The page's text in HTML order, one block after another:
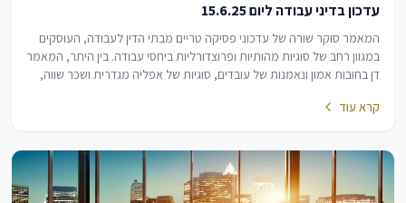
עדכון בדיני עבודה ליום 15.6.25
המאמר סוקר שורה של עדכוני פסיקה טריים מבתי הדין לעבודה, העוסקים
במגוון רחב של סוגיות מהותיות ופרוצדורליות ביחסי עבודה. בין היתר, המאמר
דן בחובות אמון ונאמנות של עובדים, סוגיות של אפליה מגדרית ושכר שווה,
קרא עוד